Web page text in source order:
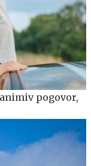
pogovor,